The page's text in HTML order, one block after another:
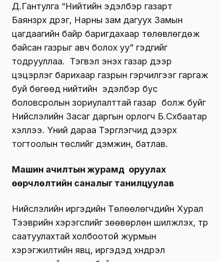
Д.Гантулга “Нийтийн эдэлбэр газарт
Баянзүрх дүүрэг, Нарны зам дагуух Замын
цагдаагийн байр баригдахаар төлөвлөгдөж
байсан газрыг авч болох уу” гэдгийг
тодрууллаа. Тэгвэл энэхүү газар дээр
цэцэрлэг барихаар газрын гэрчилгээг гаргаж
буй бөгөөд нийтийн эдэлбэр бус
боловсролын зориулалттай газар болж буйг
Нийслэлийн Засаг даргын орлогч Б.Сүхбаатар
хэллээ. Үүний дараа Тэргүүлэгчид дээрх
тогтоолын төслийг дэмжин, батлав.
Машин ачилтын журамд оруулах
өөрчлөлтийн саналыг танилцуулав
Нийслэлийн иргэдийн Төлөөлөгчдийн Хурал
Тээврийн хэрэгслийг зөөвөрлөн шилжүүлэх, түр
саатуулахтай холбоотой журмын
хэрэгжилтийн явц, иргэдэд хүндрэл